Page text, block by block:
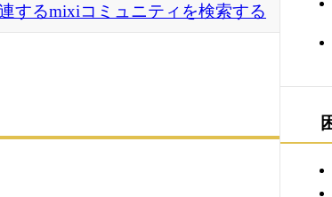
するmixiコミュニティを検索する